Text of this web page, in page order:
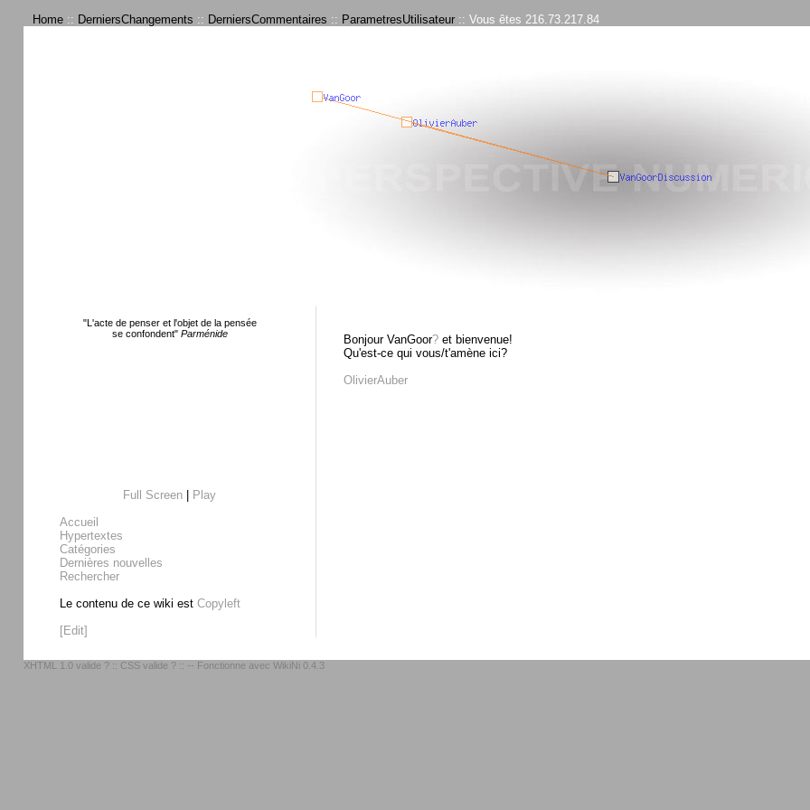
Home :: DerniersChangements :: DerniersCommentaires :: ParametresUtilisateur :: Vous êtes 216.73.217.84
"L'acte de penser et l'objet de la pensée
se confondent"Parménide
Full Screen
Play
Accueil
Hypertextes
Catégories
Dernières nouvelles
Rechercher
Le contenu de ce wiki est Copyleft
[Edit]
Bonjour VanGoor?et bienvenue!
Qu'est-ce qui vous/t'amène ici?
OlivierAuber
XHTML 1.0 valide ? :: CSS valide ? :: -- Fonctionne avec WikiNi 0.4.3